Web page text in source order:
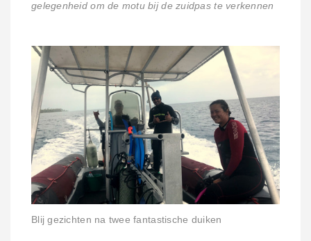
gelegenheid om de motu bij de zuidpas te verkennen
Blij gezichten na twee fantastische duiken